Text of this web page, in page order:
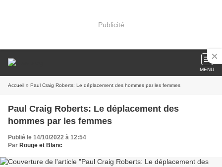
Publicité
MENU
Accueil » Paul Craig Roberts: Le déplacement des hommes par les femmes
Paul Craig Roberts: Le déplacement des
hommes par les femmes
Publié le 14/10/2022 à 12:54
Par Rouge et Blanc